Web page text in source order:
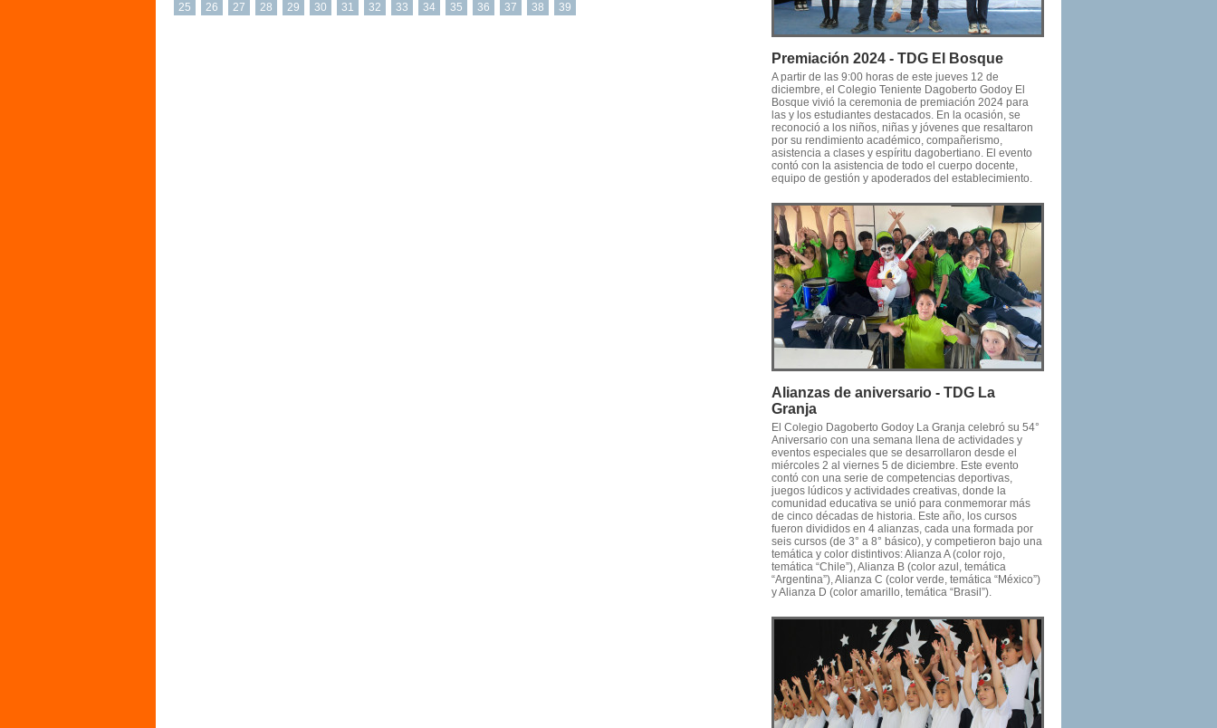
25
26 27 28 29 30 31 32 33 34 35 36 37 38 39
Premiación 2024 - TDG El Bosque
A partir de las 9:00 horas de este jueves 12 de
diciembre, el Colegio Teniente Dagoberto Godoy El
Bosque vivió la ceremonia de premiación 2024 para
las y los estudiantes destacados. En la ocasión, se
reconoció a los niños, niñas y jóvenes que resaltaron
por su rendimiento académico, compañerismo,
asistencia a clases y espíritu dagobertiano. El evento
contó con la asistencia de todo el cuerpo docente,
equipo de gestión y apoderados del establecimiento.
Alianzas de aniversario - TDG La
Granja
El Colegio Dagoberto Godoy La Granja celebró su 54°
Aniversario con una semana llena de actividades y
eventos especiales que se desarrollaron desde el
miércoles 2 al viernes 5 de diciembre. Este evento
contó con una serie de competencias deportivas,
juegos lúdicos y actividades creativas, donde la
comunidad educativa se unió para conmemorar más
de cinco décadas de historia. Este año, los cursos
fueron divididos en 4 alianzas, cada una formada por
seis cursos (de 3° a 8° básico), y competieron bajo una
temática y color distintivos: Alianza A (color rojo,
temática “Chile”), Alianza B (color azul, temática
“Argentina”), Alianza C (color verde, temática “México”)
y Alianza D (color amarillo, temática “Brasil”).